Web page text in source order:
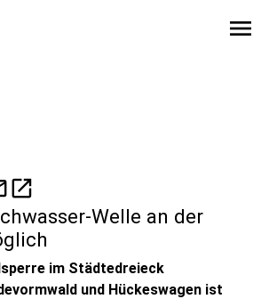
menu
open_in_new
Welle an der
im Städtedreieck
und Hückeswagen ist